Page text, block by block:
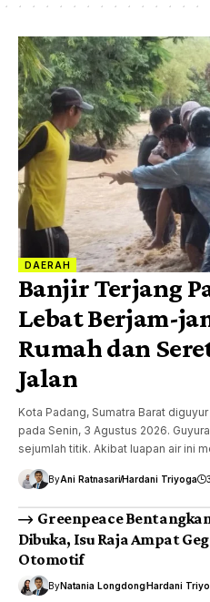
DAERAH
Banjir Terjang
Lebat Berjam-
Rumah dan
Jalan
Kota Padang, Sumatra Barat
pada Senin, 3 Agustus 2026.
sejumlah titik. Akibat luapan air ini
ByAni RatnasariHardani Triyoga
Greenpeace
Dibuka, Isu Raja Ampat
Otomotif
ByNatania LongdongHardani